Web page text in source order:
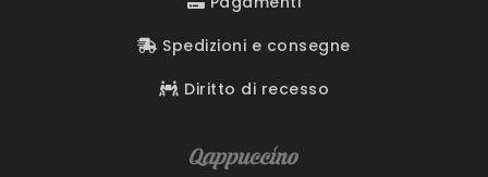
Spedizioni e consegne
Diritto di recesso